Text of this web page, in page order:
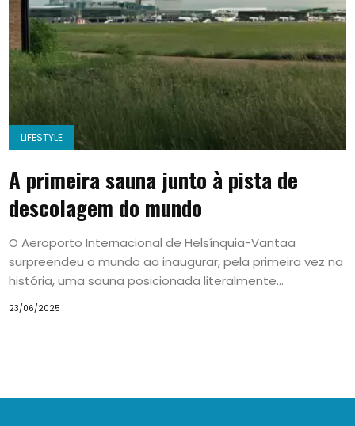
LIFESTYLE
A primeira sauna junto à pista de
descolagem do mundo
O Aeroporto Internacional de Helsínquia-Vantaa
surpreendeu o mundo ao inaugurar, pela primeira vez na
história, uma sauna posicionada literalmente...
23/06/2025